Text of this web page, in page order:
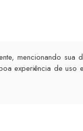
mencionando sua
experiência de